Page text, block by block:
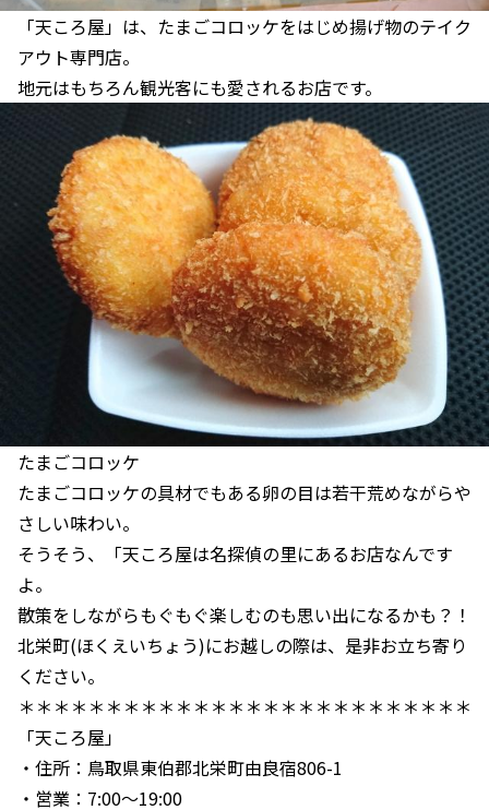
「天ころ屋」は、たまごコロッケをはじめ揚げ物のテイク
アウト専門店。
地元はもちろん観光客にも愛されるお店です。
たまごコロッケ
たまごコロッケの具材でもある卵の目は若干荒めながらや
さしい味わい。
そうそう、「天ころ屋は名探偵の里にあるお店なんです
よ。
散策をしながらもぐもぐ楽しむのも思い出になるかも？！
北栄町(ほくえいちょう)にお越しの際は、是非お立ち寄り
ください。
＊＊＊＊＊＊＊＊＊＊＊＊＊＊＊＊＊＊＊＊＊＊＊＊＊＊
「天ころ屋」
・住所：鳥取県東伯郡北栄町由良宿806-1
・営業：7:00～19:00